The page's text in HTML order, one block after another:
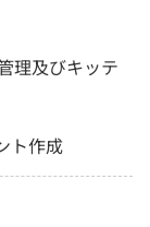
理及びキッテ
ト作成